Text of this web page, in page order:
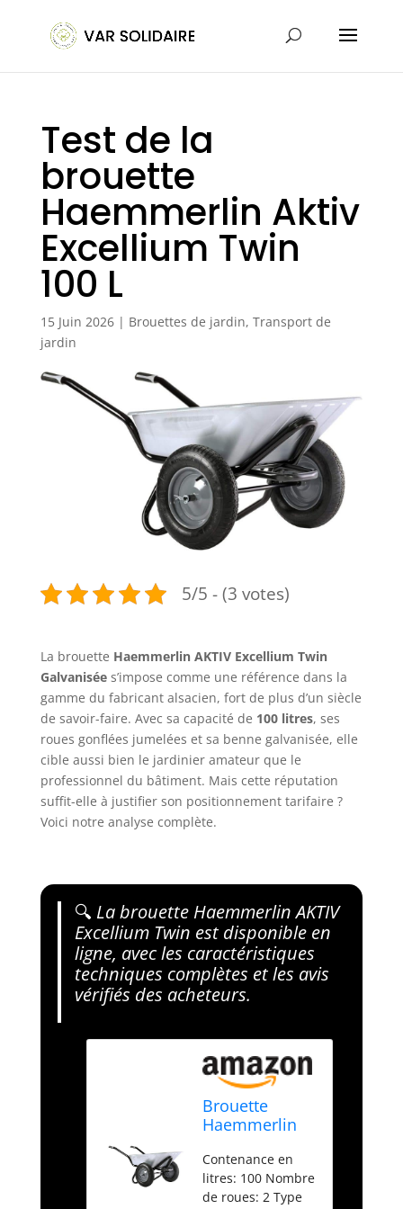
Test de la
brouette
Haemmerlin Aktiv
Excellium Twin
100 L
15 Juin 2026| Brouettes de jardin, Transport de
jardin
5/5 - (3 votes)
La brouette Haemmerlin AKTIV Excellium Twin
Galvanisées’impose comme une référence dans la
gamme du fabricant alsacien, fort de plus d’un siècle
de savoir-faire. Avec sa capacité de 100 litres, ses
roues gonflées jumelées et sa benne galvanisée, elle
cible aussi bien le jardinier amateur que le
professionnel du bâtiment. Mais cette réputation
suffit-elle à justifier son positionnement tarifaire ?
Voici notre analyse complète.
🔍 La brouette Haemmerlin AKTIV
Excellium Twin est disponible en
ligne, avec les caractéristiques
techniques complètes et les avis
vérifiés des acheteurs.
Brouette
Haemmerlin
Excellium
Twin
Galvanisée
Contenance en
litres: 100 Nombre
de roues: 2 Type